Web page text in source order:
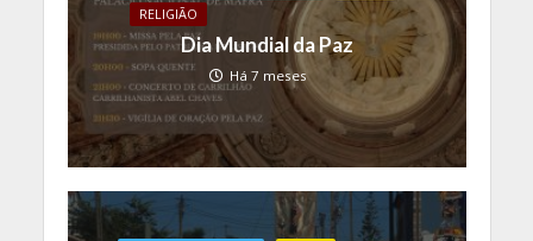
RELIGIÃO
Dia Mundial da Paz
Há 7 meses